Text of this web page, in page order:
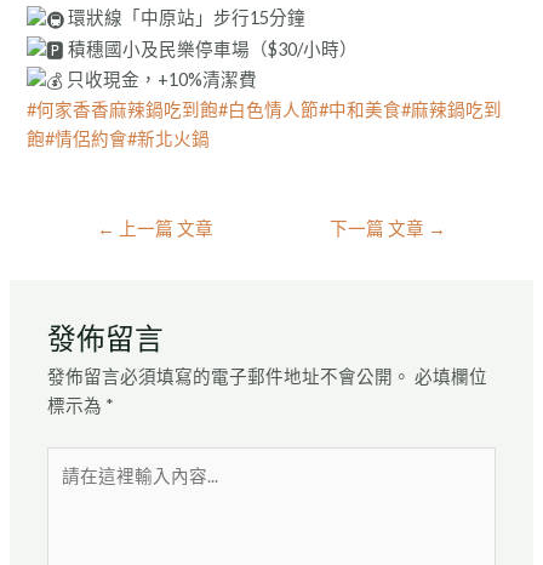
環狀線「中原站」步行15分鐘
積穗國小及民樂停車場（$30/小時）
只收現金，+10%清潔費
#何家香香麻辣鍋吃到飽#白色情人節#中和美食#麻辣鍋吃到
飽#情侶約會#新北火鍋
← 上一篇 文章 下一篇 文章 →
發佈留言
發佈留言必須填寫的電子郵件地址不會公開。 必填欄位
標示為 *
在